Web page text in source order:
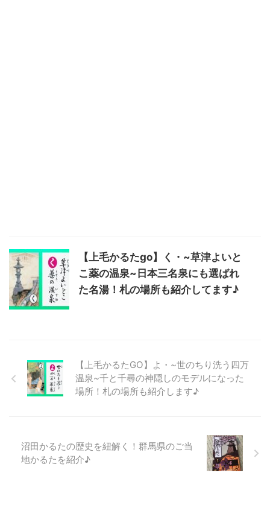
【上毛かるたgo】く・~草津よいと
こ薬の温泉~日本三名泉にも選ばれ
た名湯！札の場所も紹介してます♪
【上毛かるたGO】よ・~世のちり洗う四万
温泉~千と千尋の神隠しのモデルになった
場所！札の場所も紹介します♪
沼田かるたの歴史を紐解く！群馬県のご当
地かるたを紹介♪